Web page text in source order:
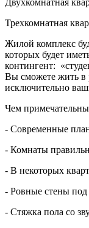
Двухкомнатная
Трехкомнатная
Жилой комплекс
которых будет
контингент:
Вы сможете жить в
исключительно
Чем
- Современные
- Комнаты
- В некоторых
- Ровные стены под
- Стяжка пола со